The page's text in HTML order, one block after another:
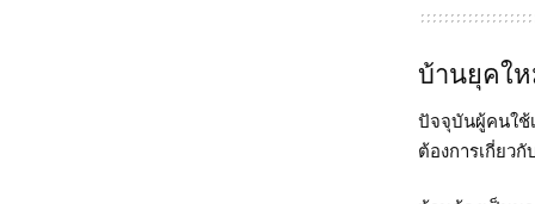
บ้านยุคใ
ปัจจุบันผู้คนใช้
ต้องการเกี่ยว